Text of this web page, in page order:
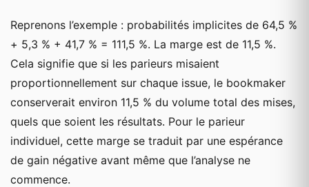
Reprenons l’exemple : probabilités implicites de 64,5 %
+ 5,3 % + 41,7 % = 111,5 %. La marge est de 11,5 %.
Cela signifie que si les parieurs misaient
proportionnellement sur chaque issue, le bookmaker
conserverait environ 11,5 % du volume total des mises,
quels que soient les résultats. Pour le parieur
individuel, cette marge se traduit par une espérance
de gain négative avant même que l’analyse ne
commence.